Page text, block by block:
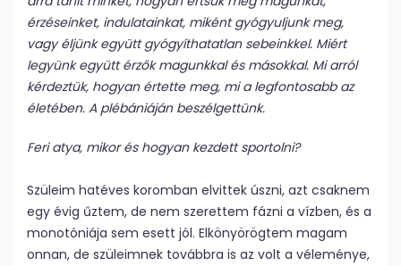
érzéseinket, indulatainkat, miként gyógyuljunk meg,
vagy éljünk együtt gyógyíthatatlan sebeinkkel. Miért
legyünk együtt érzők magunkkal és másokkal. Mi arról
kérdeztük, hogyan értette meg, mi a legfontosabb az
életében. A plébániáján beszélgettünk.
Feri atya, mikor és hogyan kezdett sportolni?
Szüleim hatéves koromban elvittek úszni, azt csaknem
egy évig űztem, de nem szerettem fázni a vízben, és a
monotóniája sem esett jól. Elkönyörögtem magam
onnan, de szüleimnek továbbra is az volt a véleménye,